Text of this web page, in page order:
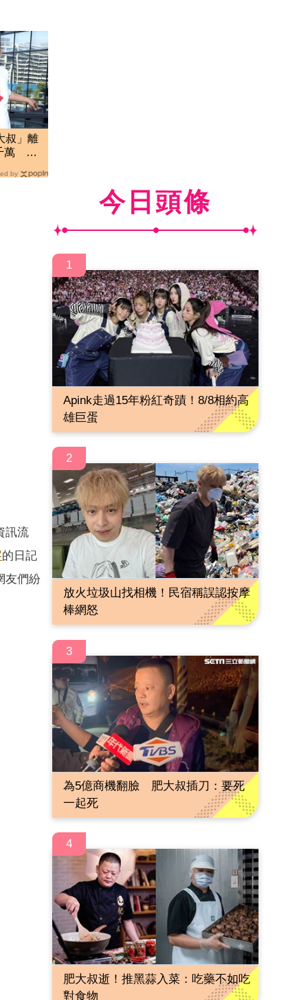
叔」離
萬 生
by
訊流
的日記
友們紛
今日頭條
1
Apink走過15年粉紅奇蹟！8/8相約高
雄巨蛋
2
放火垃圾山找相機！民宿稱誤認按摩
棒網怒
3
為5億商機翻臉 肥大叔插刀：要死
一起死
4
肥大叔逝！推黑蒜入菜：吃藥不如吃
對食物